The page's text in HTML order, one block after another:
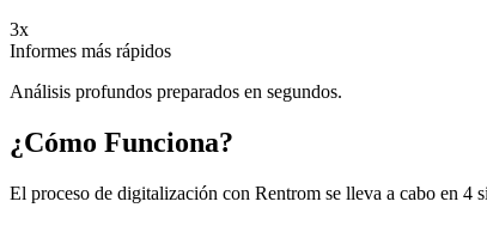
3x
Informes más rápidos
Análisis profundos preparados en segundos.
¿Cómo Funciona?
El proceso de digitalización con Rentrom se lleva a cabo en 4